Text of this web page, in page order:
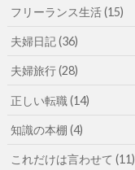
フリーランス生活(15)
夫婦日記(36)
夫婦旅行(28)
正しい転職(14)
知識の本棚(4)
これだけは言わせて(11)